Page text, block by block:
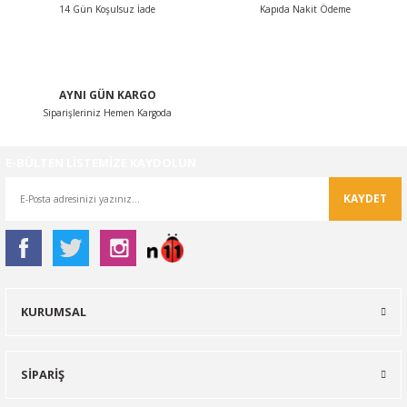
14 Gün Koşulsuz İade Kapıda Nakit Ödeme
AYNI GÜN KARGO
Siparişleriniz Hemen Kargoda
KAYDET
KURUMSAL
SİPARİŞ